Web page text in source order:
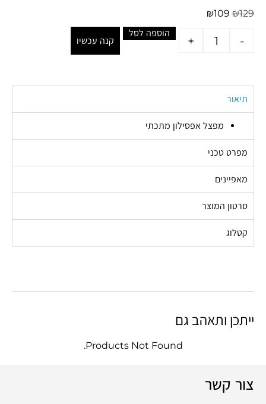
₪129
₪109
-
+
הוספה לסל
קנה עכשיו
תיאור
מפצל אפסילון מתכתי
מפרט טכני
מאפיינים
סרטון המוצר
קטלוג
ייתכן ותאהב גם
Products Not Found.
צור קשר